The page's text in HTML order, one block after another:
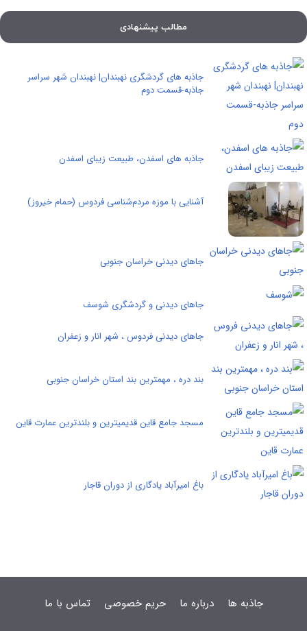
مطالب پیشنهادی
جاذبه های گردشگری نهبندان| نهبندان شهر سراسر
جاذبه-قسمت دوم
جاذبه های اسفدن، طبیعت زیبای اسفدن
آشنایی با موزه مردم‌شناسی فردوس (حمام خیروز)
جاهای دیدنی خراسان جنوبی
جاهای دیدنی و گردشگری شوسف
جاهای دیدنی فردوس ، شهر انار و زعفران
بند دره ، مهمترین بند استان خراسان جنوبی
مسجد جامع قاین قدیمیترین و بلندترین عمارت قاین
باغ امیرآباد یادگاری از دوران قاجار
جاذبه ها درباره ما حریم خصوصی تماس با ما